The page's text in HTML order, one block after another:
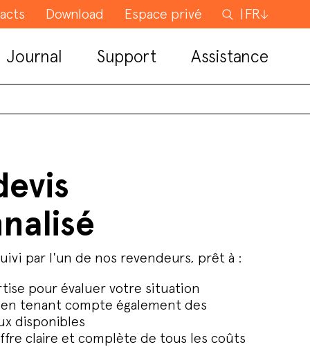
Download Espace privé Rechercher
FR
Journal Support Assistance
par l'un de nos revendeurs, prêt à :
pour évaluer votre situation
tenant compte également des
disponibles
claire et complète de tous les coûts